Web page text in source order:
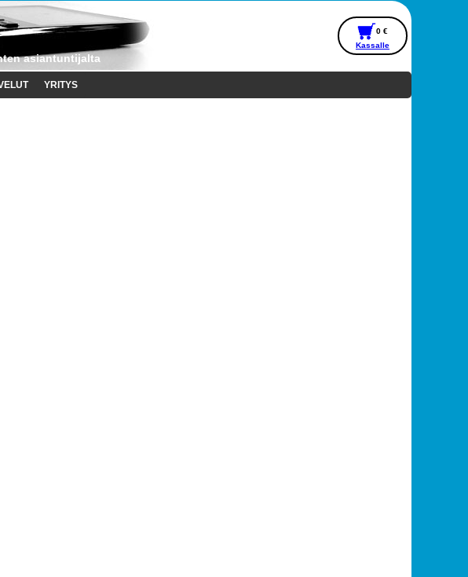
asiantuntijalta
0 €
Kassalle
YRITYS